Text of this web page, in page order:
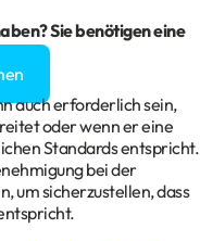
? Sie benötigen eine
auch erforderlich sein,
oder wenn er eine
Standards entspricht.
bei der
um sicherzustellen, dass